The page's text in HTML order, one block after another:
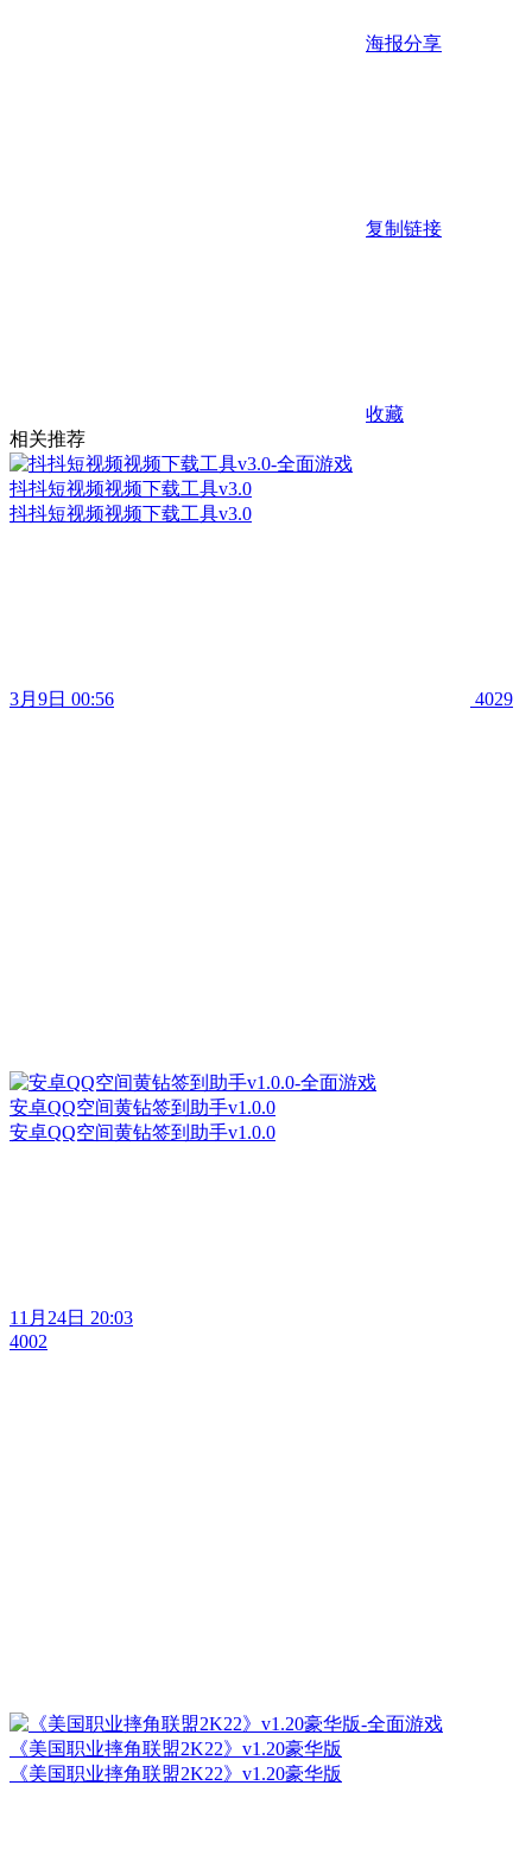
海报分享
复制链接
收藏
相关推荐
抖抖短视频视频下载工具v3.0
抖抖短视频视频下载工具v3.0
3月9日 00:56 4029
安卓QQ空间黄钻签到助手v1.0.0
安卓QQ空间黄钻签到助手v1.0.0
11月24日 20:03
4002
《美国职业摔角联盟2K22》v1.20豪华版
《美国职业摔角联盟2K22》v1.20豪华版